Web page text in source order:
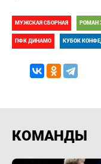
МУЖСКАЯ СБОРНАЯ РОМАН
ПФК ДИНАМО КУБОК
КОМАНДЫ